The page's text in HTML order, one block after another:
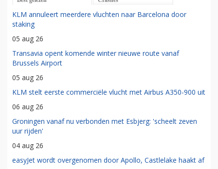
KLM annuleert meerdere vluchten naar Barcelona door
staking
05 aug 26
Transavia opent komende winter nieuwe route vanaf
Brussels Airport
05 aug 26
KLM stelt eerste commerciële vlucht met Airbus A350-900 uit
06 aug 26
Groningen vanaf nu verbonden met Esbjerg: 'scheelt zeven
uur rijden'
04 aug 26
easyJet wordt overgenomen door Apollo, Castlelake haakt af